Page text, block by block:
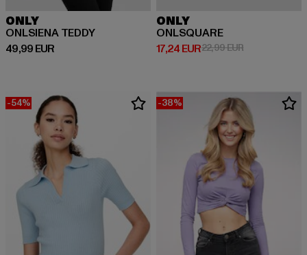
ONLY
ONLSIENA TEDDY
49,99 EUR
Ajankohtainen hinta: 49,99 EUR
ONLY
ONLSQUARE
17,24 EUR
Ajankohtainen hinta: 17,24 EUR
22,99 EUR
-54% -38%